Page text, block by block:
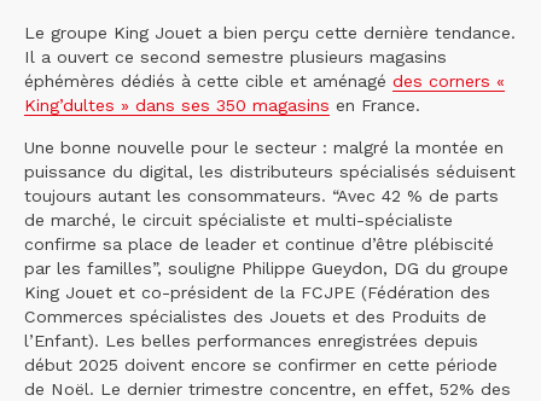
Le groupe King Jouet a bien perçu cette dernière tendance.
Il a ouvert ce second semestre plusieurs magasins
éphémères dédiés à cette cible et aménagé des corners «
King’dultes » dans ses 350 magasins en France.
Une bonne nouvelle pour le secteur : malgré la montée en
puissance du digital, les distributeurs spécialisés séduisent
toujours autant les consommateurs. “Avec 42 % de parts
de marché, le circuit spécialiste et multi-spécialiste
confirme sa place de leader et continue d’être plébiscité
par les familles”, souligne Philippe Gueydon, DG du groupe
King Jouet et co-président de la FCJPE (Fédération des
Commerces spécialistes des Jouets et des Produits de
l’Enfant). Les belles performances enregistrées depuis
début 2025 doivent encore se confirmer en cette période
de Noël. Le dernier trimestre concentre, en effet, 52% des